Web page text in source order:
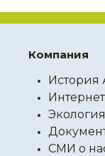
Компания
Экология
СМИ о